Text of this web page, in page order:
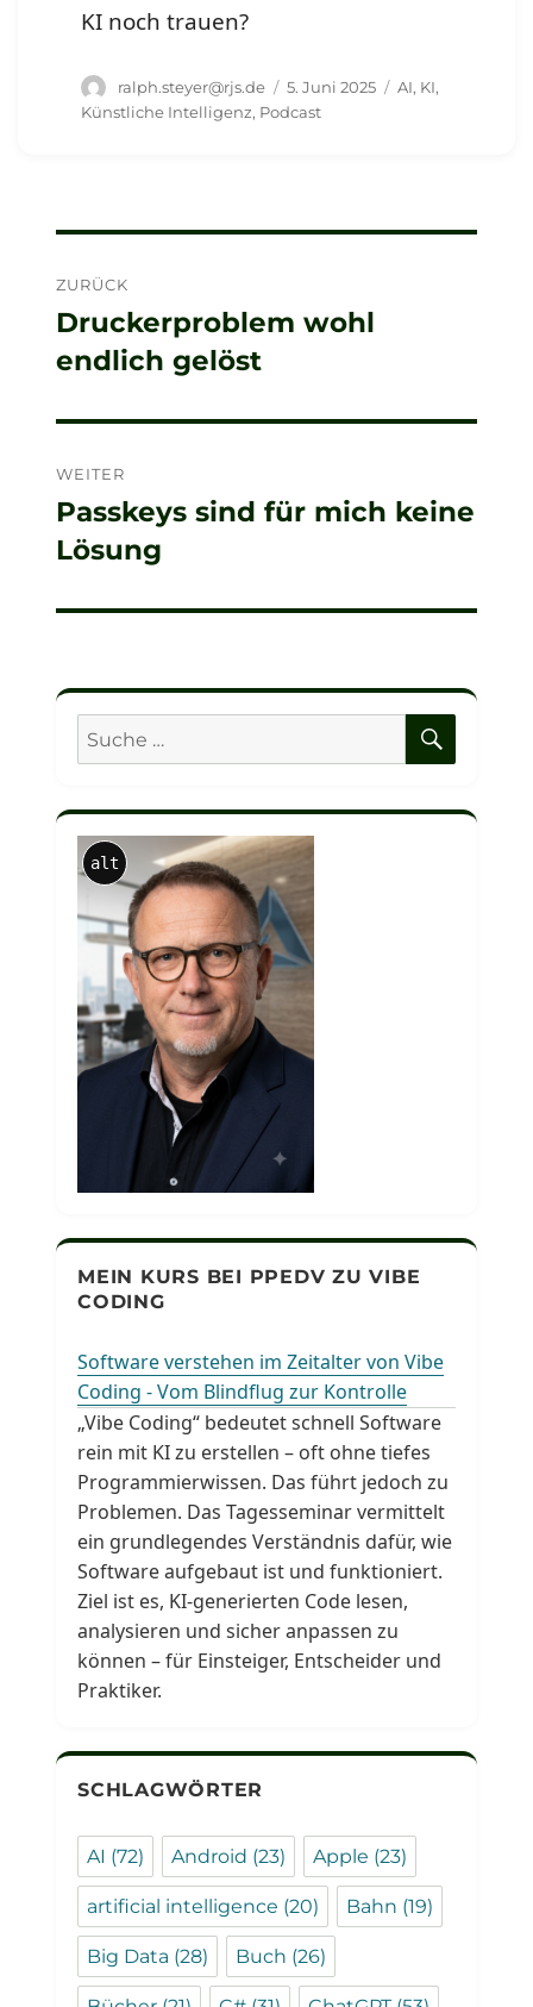
KI noch trauen?
Autor
ralph.steyer@rjs.de
Veröffentlicht
am
5. Juni 2025 Schlagwörter
AI, KI,
Künstliche Intelligenz, Podcast
ZURÜCK
Vorheriger
Beitrag:
Druckerproblem wohl
endlich gelöst
WEITER
Nächster
Beitrag:
Passkeys sind für mich keine
Lösung
Suche
nach:
alt
MEIN KURS BEI PPEDV ZU VIBE
CODING
Software verstehen im Zeitalter von Vibe
Coding - Vom Blindflug zur Kontrolle
„Vibe Coding“ bedeutet schnell Software
rein mit KI zu erstellen – oft ohne tiefes
Programmierwissen. Das führt jedoch zu
Problemen. Das Tagesseminar vermittelt
ein grundlegendes Verständnis dafür, wie
Software aufgebaut ist und funktioniert.
Ziel ist es, KI-generierten Code lesen,
analysieren und sicher anpassen zu
können – für Einsteiger, Entscheider und
Praktiker.
SCHLAGWÖRTER
AI (72) Android (23) Apple (23)
artificial intelligence (20) Bahn (19)
Big Data (28) Buch (26)